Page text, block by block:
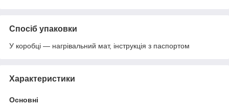
Спосіб упаковки
У коробці — нагрівальний мат, інструкція з паспортом
Характеристики
Основні